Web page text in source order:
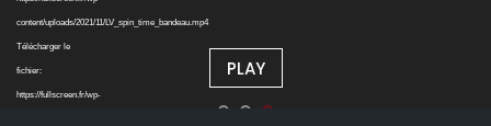
PLAY
content/uploads/2021/11/LV_spin_time_bandeau.mp4
Télécharger le
fichier:
https://fullscreen.fr/wp-